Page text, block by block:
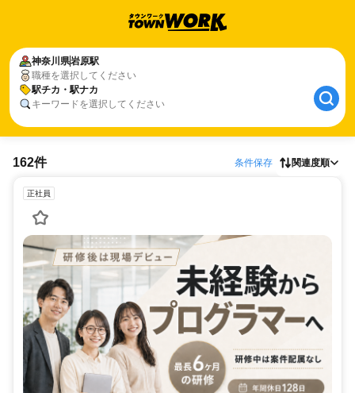
神奈川県岩原駅
職種を選択してください
駅チカ・駅ナカ
キーワードを選択してください
162件 条件保存 関連度順
正社員